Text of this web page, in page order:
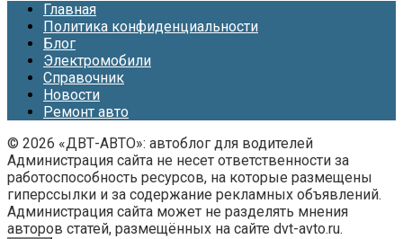
Главная
Политика конфиденциальности
Блог
Электромобили
Справочник
Новости
Ремонт авто
© 2026 «ДВТ-АВТО»: автоблог для водителей
Администрация сайта не несет ответственности за
работоспособность ресурсов, на которые размещены
гиперссылки и за содержание рекламных объявлений.
Администрация сайта может не разделять мнения
авторов статей, размещённых на сайте dvt-avto.ru.